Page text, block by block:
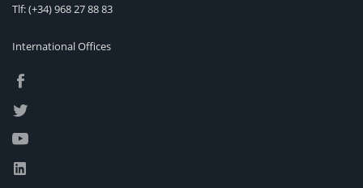
Tlf:(+34) 968 27 88 83
International Offices